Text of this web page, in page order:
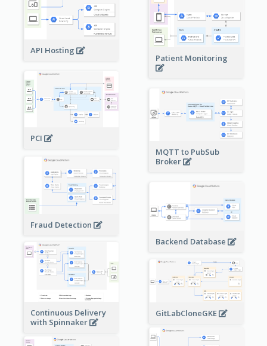
Patient Monitoring
API Hosting
PCI
MQTT to PubSub
Broker
Fraud Detection
Backend Database
Continuous Delivery
with Spinnaker
GitLabCloneGKE